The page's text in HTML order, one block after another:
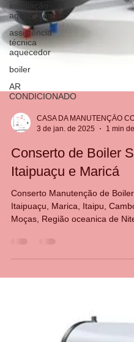
instalação
aquecedor
assistência
técnica
aquecedor
boiler
AR
CONDICIONADO
3 de jan. de 2025
1 min
Conserto de Boiler
Itaipuaçu e Maricá
Conserto Manutenção de
Itaipuaçu, Marica, Itaipu,